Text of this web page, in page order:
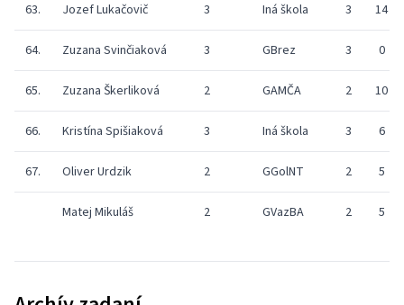
63. Jozef Lukačovič 3 Iná škola 3 14
64. Zuzana Svinčiaková 3 GBrez 3 0
65. Zuzana Škerliková 2 GAMČA 2 10
66. Kristína Spišiaková 3 Iná škola 3 6
67. Oliver Urdzik 2 GGolNT 2 5
Matej Mikuláš 2 GVazBA 2 5